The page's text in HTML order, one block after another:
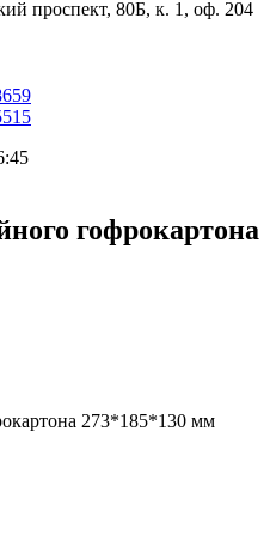
проспект, 80Б, к. 1, оф. 204
гофрокартона
273*185*130 мм